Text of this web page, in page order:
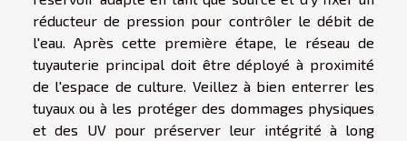
réducteur de pression pour contrôler le débit de
l'eau. Après cette première étape, le réseau de
tuyauterie principal doit être déployé à proximité
de l'espace de culture. Veillez à bien enterrer les
tuyaux ou à les protéger des dommages physiques
et des UV pour préserver leur intégrité à long